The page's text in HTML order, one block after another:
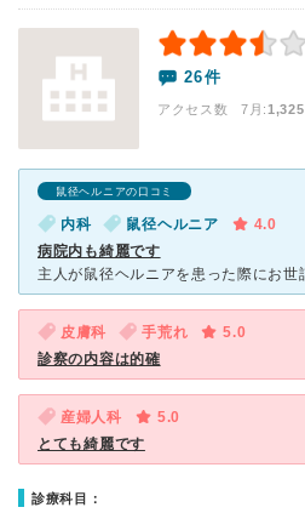
26件
アクセス数 7月:1,325
鼠径ヘルニアの口コミ
内科 鼠径ヘルニア
4.0
病院内も綺麗です
皮膚科 手荒れ
5.0
診察の内容は的確
産婦人科
5.0
とても綺麗です
診療科目：